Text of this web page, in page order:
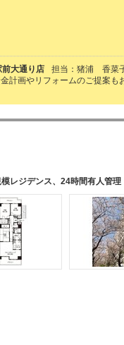
大通り店
担当：猪浦 香菜
計画やリフォームのご提案も
レジデンス、24時間有人管理